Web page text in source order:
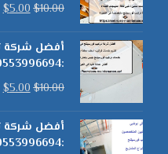
$10.00
$5.00
أفضل شركة
:0553996694
$10.00
$5.00
أفضل شركة
:0553996694